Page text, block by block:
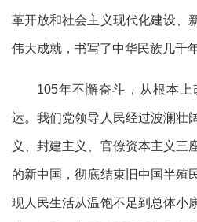
革开放和社会主义现代化建设、
伟大成就，书写了中华民族几千
105年不懈奋斗，从根本上
运。我们党领导人民经过波澜壮
义、封建主义、官僚资本主义三
的新中国，彻底结束旧中国半殖
现人民生活从温饱不足到总体小